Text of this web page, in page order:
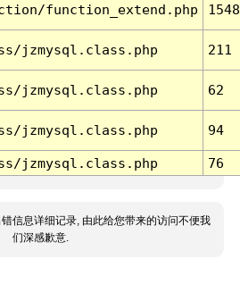
function_extend.php 1548
jzmysql.class.php 211
jzmysql.class.php 62
jzmysql.class.php 94
jzmysql.class.php 76
信息详细记录, 由此给您带来的访问不便我
们深感歉意.